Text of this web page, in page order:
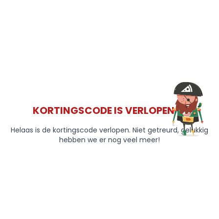
KORTINGSCODE IS VERLOPEN 😞
Helaas is de kortingscode verlopen. Niet getreurd, gelukkig
hebben we er nog veel meer!